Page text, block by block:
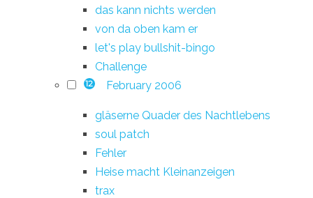
das kann nichts werden
von da oben kam er
let's play bullshit-bingo
Challenge
12 February 2006
gläserne Quader des Nachtlebens
soul patch
Fehler
Heise macht Kleinanzeigen
trax